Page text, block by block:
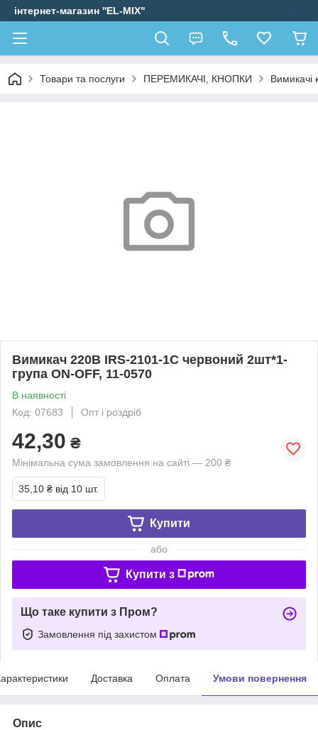
інтернет-магазин ''EL-MIX"
Товари та послуги ПЕРЕМИКАЧІ, КНОПКИ Вимикачі
Вимикач 220В IRS-2101-1С червоний 2шт*1-
група ON-OFF, 11-0570
В наявності
Код: 07683
Опт і роздріб
42,30 ₴
Мінімальна сума замовлення на сайті — 200 ₴
35,10 ₴ від 10 шт.
Купити
або
Купити з
Що таке купити з Пром?
Замовлення під захистом
Доставка Оплата Умови повернення
Опис